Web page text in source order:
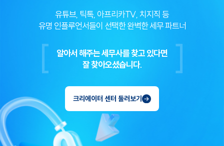
유튜브, 틱톡, 아프리카TV, 치지직 등
유명 인플루언서들이 선택한 완벽한 세무 파트너
알아서 해주는 세무사를 찾고 있다면
잘 찾아오셨습니다.
크리에이터 센터 둘러보기